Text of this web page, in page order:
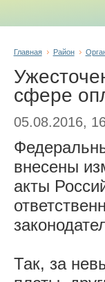
Главная Район
сфере
05.08.2016,
внесены
акты
Так, за